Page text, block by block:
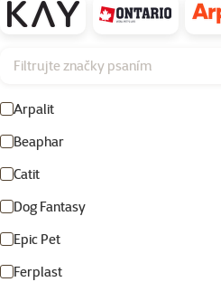
Filtrujte značky psaním
Arpalit
Beaphar
Catit
Dog Fantasy
Epic Pet
Ferplast